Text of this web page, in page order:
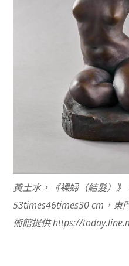
黃土水，《裸婦（結髮）》
53times46times30 cm，東
術館提供 https://